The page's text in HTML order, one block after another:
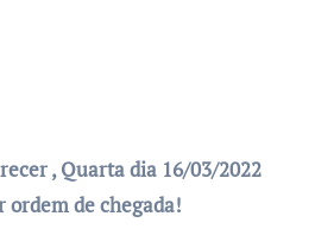
ordem de chegada!